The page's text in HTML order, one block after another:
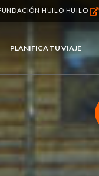
HUILO HUILO
PLANIFICA TU VIAJE